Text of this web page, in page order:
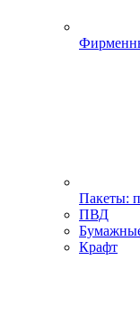
Пакеты:
ПВД
Крафт